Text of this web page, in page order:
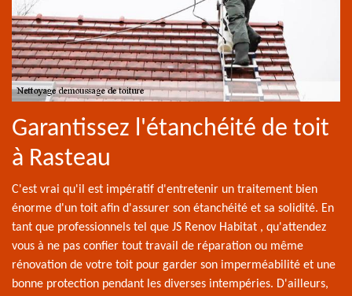
Garantissez l'étanchéité de toit
à Rasteau
C'est vrai qu'il est impératif d'entretenir un traitement bien
énorme d'un toit afin d'assurer son étanchéité et sa solidité. En
tant que professionnels tel que JS Renov Habitat , qu'attendez
vous à ne pas confier tout travail de réparation ou même
rénovation de votre toit pour garder son imperméabilité et une
bonne protection pendant les diverses intempéries. D'ailleurs,